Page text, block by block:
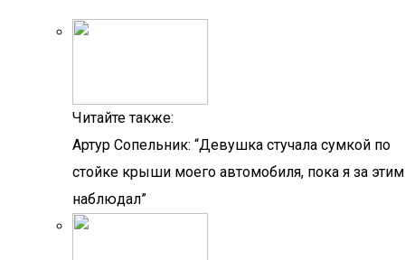
Читайте также:
Артур Сопельник: “Девушка стучала сумкой по
стойке крыши моего автомобиля, пока я за этим
наблюдал”